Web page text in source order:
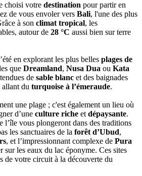
choisi votre destination pour partir en
de vous envoler vers Bali, l'une des plus
à son climat tropical, les
autour de 28 °C aussi bien sur terre
en explorant les plus belles plages de
que Dreamland, Nusa Dua ou Kata
de sable blanc et des baignades
allant du turquoise à l’émeraude.
une plage ; c'est également un lieu où
d’une culture riche et dépaysante.
l’île vous plongeront dans des traditions
les sanctuaires de la forêt d’Ubud,
, et l’impressionnant complexe de Pura
sur les eaux du lac éponyme. Ces sites
de votre circuit à la découverte du